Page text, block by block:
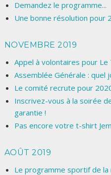
Demandez le programme...
Une bonne résolution pour
NOVEMBRE 2019
Appel à volontaires pour
Assemblée Générale : quel
Le comité recrute pour
Inscrivez-vous à la soirée
garantie !
Pas encore votre t-shirt
AOÛT 2019
Le programme sportif de